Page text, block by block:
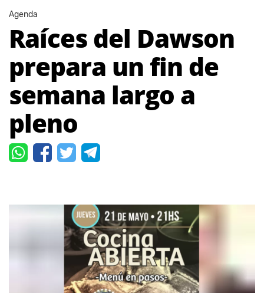
Agenda
Raíces del Dawson
prepara un fin de
semana largo a
pleno